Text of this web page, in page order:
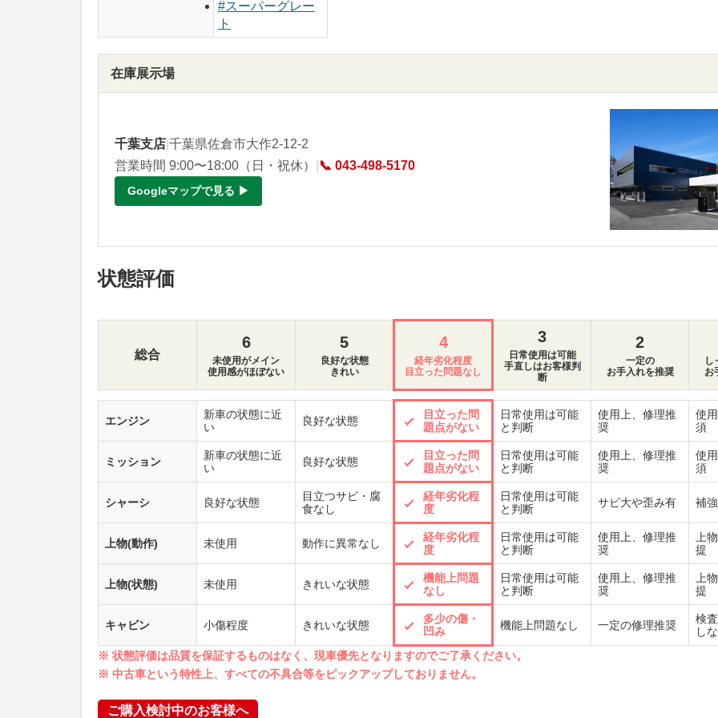
#スーパーグレー
ト
在庫展示場
千葉支店 千葉県佐倉市大作2-12-2
営業時間 9:00〜18:00（日・祝休）
📞 043-498-5170
Googleマップで見る ▶
状態評価
総合
6
未使用がメイン
使用感がほぼない
5
良好な状態
きれい
4
経年劣化程度
目立った問題なし
3
日常使用は可能
手直しはお客様判
断
2
一定の
お手入れを推奨
し
お
エンジン
新車の状態に近
い
良好な状態
目立った問
題点がない
日常使用は可能
と判断
使用上、修理推
奨
使
須
ミッション
新車の状態に近
い
良好な状態
目立った問
題点がない
日常使用は可能
と判断
使用上、修理推
奨
使
須
シャーシ 良好な状態
目立つサビ・腐
食なし
経年劣化程
度
日常使用は可能
と判断
サビ大や歪み有 補
上物(動作) 未使用 動作に異常なし
経年劣化程
度
日常使用は可能
と判断
使用上、修理推
奨
上
提
上物(状態) 未使用 きれいな状態
機能上問題
なし
日常使用は可能
と判断
使用上、修理推
奨
上
提
キャビン 小傷程度 きれいな状態
多少の傷・
凹み
機能上問題なし 一定の修理推奨
検
し
※ 状態評価は品質を保証するものはなく、現車優先となりますのでご了承ください。
※ 中古車という特性上、すべての不具合等をピックアップしておりません。
ご購入検討中のお客様へ